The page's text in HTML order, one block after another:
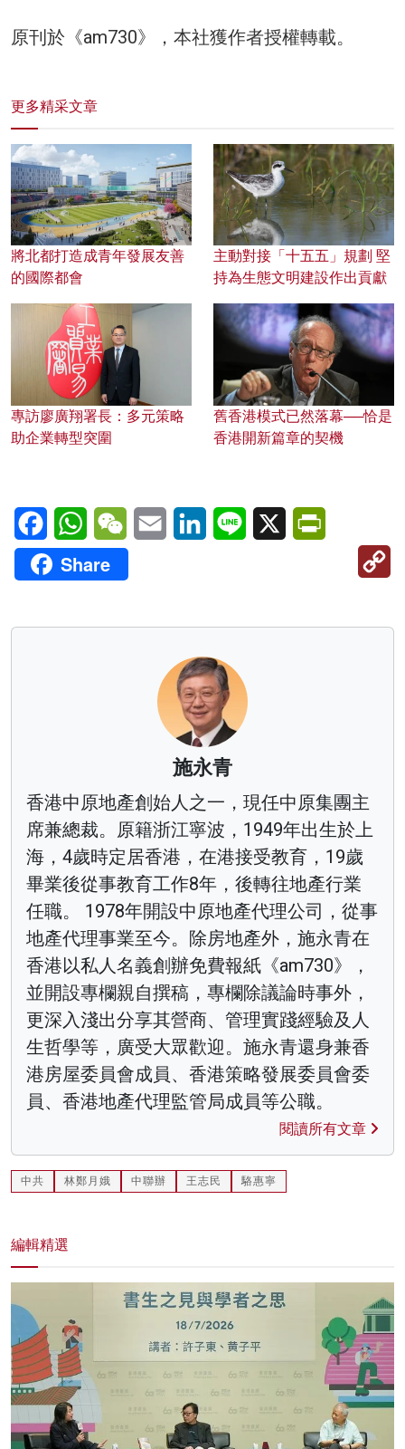
原刊於《am730》，本社獲作者授權轉載。
更多精采文章
將北都打造成青年發展友善
的國際都會
主動對接「十五五」規劃 堅
持為生態文明建設作出貢獻
專訪廖廣翔署長：多元策略
助企業轉型突圍
舊香港模式已然落幕──恰是
香港開新篇章的契機
FacebookWhatsAppWeChatEmail LinkedInLine X
Share
施永青
香港中原地產創始人之一，現任中原集團主
席兼總裁。原籍浙江寧波，1949年出生於上
海，4歲時定居香港，在港接受教育，19歲
畢業後從事教育工作8年，後轉往地產行業
任職。 1978年開設中原地產代理公司，從事
地產代理事業至今。除房地產外，施永青在
香港以私人名義創辦免費報紙《am730》，
並開設專欄親自撰稿，專欄除議論時事外，
更深入淺出分享其營商、管理實踐經驗及人
生哲學等，廣受大眾歡迎。施永青還身兼香
港房屋委員會成員、香港策略發展委員會委
員、香港地產代理監管局成員等公職。
閱讀所有文章
中共 林鄭月娥 中聯辦 王志民 駱惠寧
編輯精選